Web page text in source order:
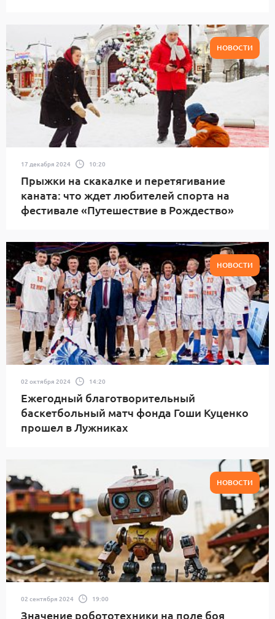
НОВОСТИ
17 декабря 2024 10:20
Прыжки на скакалке и перетягивание
каната: что ждет любителей спорта на
фестивале «Путешествие в Рождество»
НОВОСТИ
02 октября 2024 14:20
Ежегодный благотворительный
баскетбольный матч фонда Гоши Куценко
прошел в Лужниках
НОВОСТИ
02 сентября 2024 19:00
Значение робототехники на поле боя